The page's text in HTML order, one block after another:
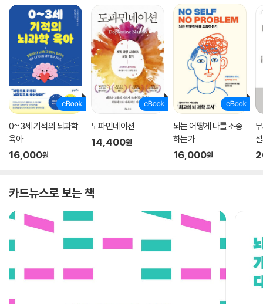
0~3세 기적의 뇌과학
육아
16,000원
도파민네이션
14,400원
뇌는 어떻게 나를 조종
하는가
16,000원
카드뉴스로 보는 책